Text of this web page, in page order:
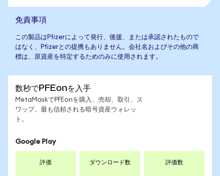
免責事項
この製品はPfizerによって発行、後援、または承認されたもので
はなく、Pfizerとの提携もありません。会社名およびその他の商
標は、原資産を特定するためのみに使用されます。
数秒でPFEonを入手
MetaMaskでPFEonを購入、売却、取引、ス
ワップ。最も信頼される暗号資産ウォレッ
ト。
Google Play
評価 ダウンロード数 評価数